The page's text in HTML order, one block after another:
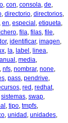
, con, consola, de,
, directorio, directorios,
, en, especial , etiqueta,
, fila, filas, file,
, identificar, imagen,
, la, label , linea,
, media,
, nfs, nombrar, none,
, pass, pendrive,
, red , redhat,
sistemas, swap,
, tipo, tmpfs,
, unidad , unidades,